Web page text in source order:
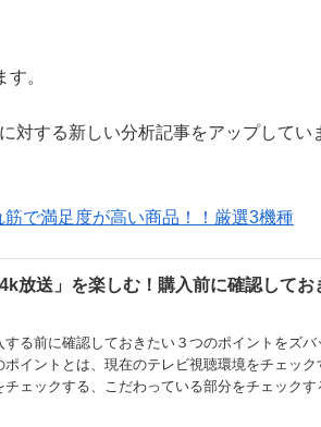
。
対する新しい分析記事をアップしてい
で満足度が高い商品！！厳選3機種
放送」を楽しむ！購入前に確認してお
する前に確認しておきたい３つのポイントをズ
ポイントとは、現在のテレビ視聴環境をチェッ
チェックする、こだわっている部分をチェック